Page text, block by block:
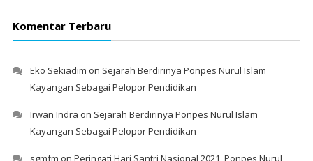
Komentar Terbaru
Eko Sekiadim on Sejarah Berdirinya Ponpes Nurul Islam
Kayangan Sebagai Pelopor Pendidikan
Irwan Indra on Sejarah Berdirinya Ponpes Nurul Islam
Kayangan Sebagai Pelopor Pendidikan
sgmfm on Peringati Hari Santri Nasional 2021, Ponpes Nurul